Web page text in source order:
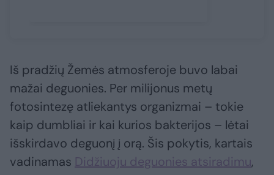
Iš pradžių Žemės atmosferoje buvo labai
mažai deguonies. Per milijonus metų
fotosintezę atliekantys organizmai – tokie
kaip dumbliai ir kai kurios bakterijos – lėtai
išskirdavo deguonį į orą. Šis pokytis, kartais
vadinamas Didžiuoju deguonies atsiradimu,